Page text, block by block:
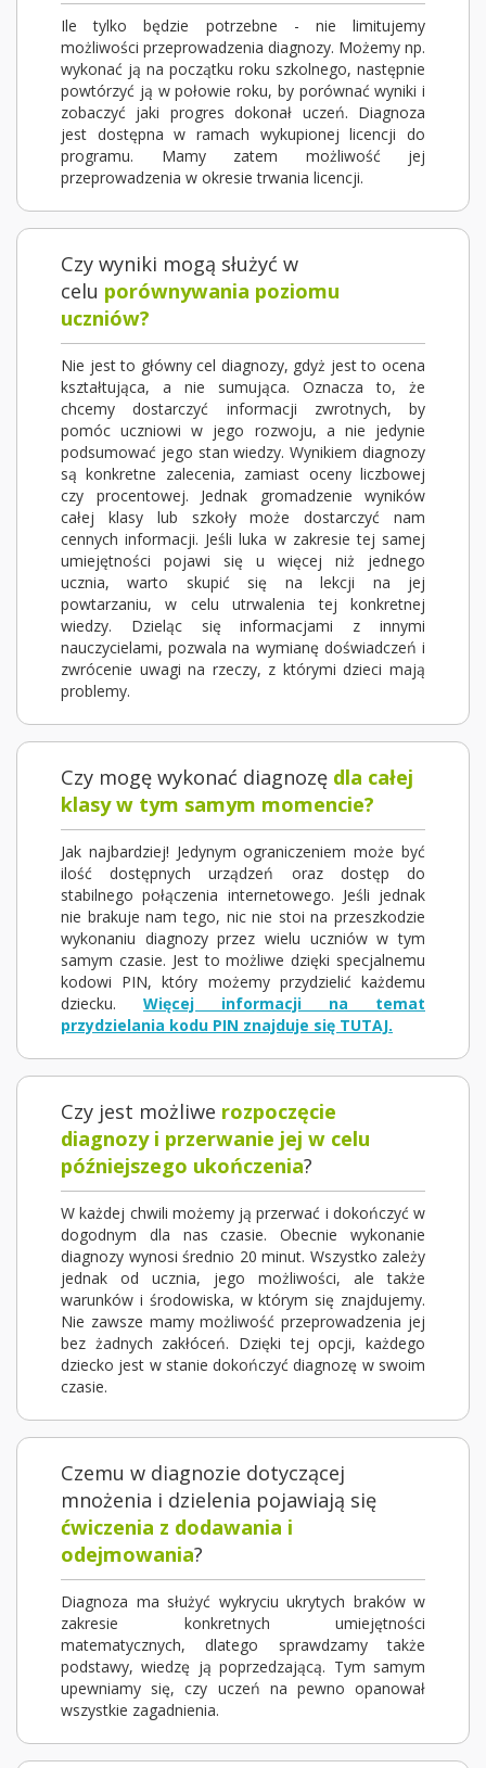
Ile tylko będzie potrzebne - nie limitujemy
możliwości przeprowadzenia diagnozy. Możemy np.
wykonać ją na początku roku szkolnego, następnie
powtórzyć ją w połowie roku, by porównać wyniki i
zobaczyć jaki progres dokonał uczeń. Diagnoza
jest dostępna w ramach wykupionej licencji do
programu. Mamy zatem możliwość jej
przeprowadzenia w okresie trwania licencji.
Czy wyniki mogą służyć w
celu porównywania poziomu
uczniów?
Nie jest to główny cel diagnozy, gdyż jest to ocena
kształtująca, a nie sumująca. Oznacza to, że
chcemy dostarczyć informacji zwrotnych, by
pomóc uczniowi w jego rozwoju, a nie jedynie
podsumować jego stan wiedzy. Wynikiem diagnozy
są konkretne zalecenia, zamiast oceny liczbowej
czy procentowej. Jednak gromadzenie wyników
całej klasy lub szkoły może dostarczyć nam
cennych informacji. Jeśli luka w zakresie tej samej
umiejętności pojawi się u więcej niż jednego
ucznia, warto skupić się na lekcji na jej
powtarzaniu, w celu utrwalenia tej konkretnej
wiedzy. Dzieląc się informacjami z innymi
nauczycielami, pozwala na wymianę doświadczeń i
zwrócenie uwagi na rzeczy, z którymi dzieci mają
problemy.
Czy mogę wykonać diagnozę dla całej
klasy w tym samym momencie?
Jak najbardziej! Jedynym ograniczeniem może być
ilość dostępnych urządzeń oraz dostęp do
stabilnego połączenia internetowego. Jeśli jednak
nie brakuje nam tego, nic nie stoi na przeszkodzie
wykonaniu diagnozy przez wielu uczniów w tym
samym czasie. Jest to możliwe dzięki specjalnemu
kodowi PIN, który możemy przydzielić każdemu
dziecku. Więcej informacji na temat
przydzielania kodu PIN znajduje się TUTAJ.
Czy jest możliwe rozpoczęcie
diagnozy i przerwanie jej w celu
późniejszego ukończenia?
W każdej chwili możemy ją przerwać i dokończyć w
dogodnym dla nas czasie. Obecnie wykonanie
diagnozy wynosi średnio 20 minut. Wszystko zależy
jednak od ucznia, jego możliwości, ale także
warunków i środowiska, w którym się znajdujemy.
Nie zawsze mamy możliwość przeprowadzenia jej
bez żadnych zakłóceń. Dzięki tej opcji, każdego
dziecko jest w stanie dokończyć diagnozę w swoim
czasie.
Czemu w diagnozie dotyczącej
mnożenia i dzielenia pojawiają się
ćwiczenia z dodawania i
odejmowania?
Diagnoza ma służyć wykryciu ukrytych braków w
zakresie konkretnych umiejętności
matematycznych, dlatego sprawdzamy także
podstawy, wiedzę ją poprzedzającą. Tym samym
upewniamy się, czy uczeń na pewno opanował
wszystkie zagadnienia.